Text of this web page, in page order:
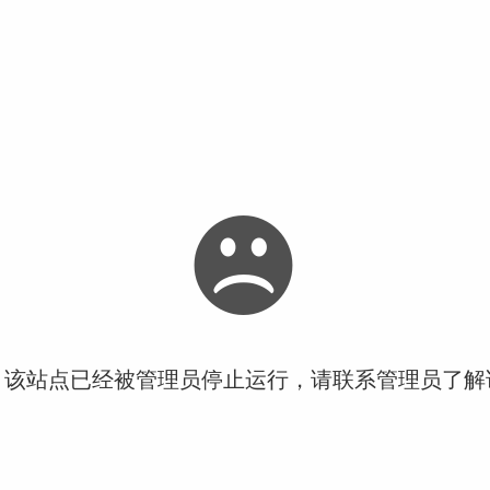
站点已经被管理员停止运行，请联系管理员了